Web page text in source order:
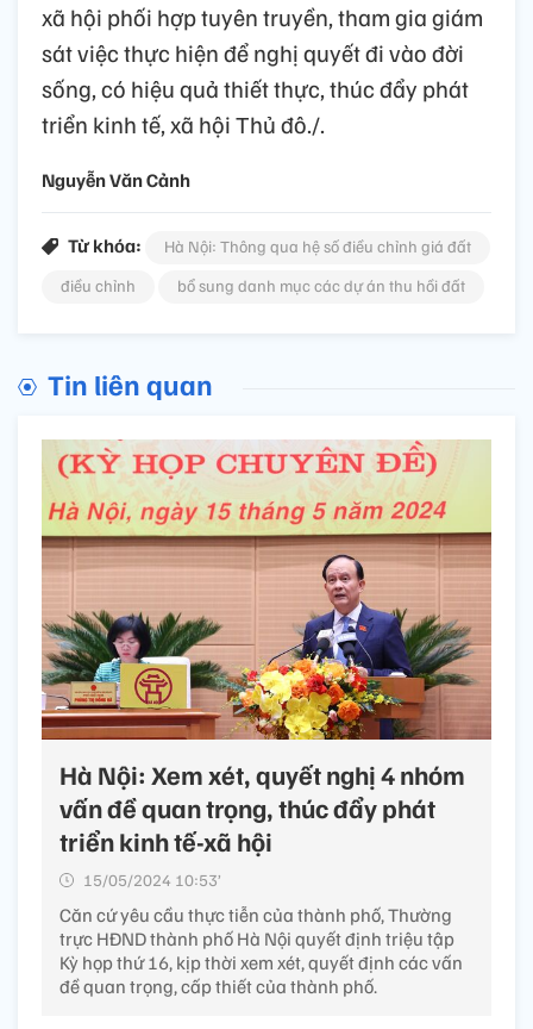
xã hội phối hợp tuyên truyền, tham gia giám
sát việc thực hiện để nghị quyết đi vào đời
sống, có hiệu quả thiết thực, thúc đẩy phát
triển kinh tế, xã hội Thủ đô./.
Nguyễn Văn Cảnh
Từ khóa:
Hà Nội: Thông qua hệ số điều chỉnh giá đất
điều chỉnh
bổ sung danh mục các dự án thu hồi đất
Tin liên quan
Hà Nội: Xem xét, quyết nghị 4 nhóm
vấn đề quan trọng, thúc đẩy phát
triển kinh tế-xã hội
15/05/2024 10:53’
Căn cứ yêu cầu thực tiễn của thành phố, Thường
trực HĐND thành phố Hà Nội quyết định triệu tập
Kỳ họp thứ 16, kịp thời xem xét, quyết định các vấn
đề quan trọng, cấp thiết của thành phố.